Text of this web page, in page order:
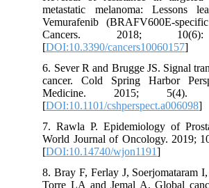
metastatic melanoma:
Vemurafenib (BRAFV600E-
Cancers. 2018;
[DOI:10.3390/cancers10060157
6. Sever R and Brugge JS. Signal
cancer. Cold Spring Harbor
Medicine. 2015; 5(4).
[DOI:10.1101/cshperspect.a006098
7. Rawla P. Epidemiology of
World Journal of Oncology.
[DOI:10.14740/wjon1191
8. Bray F, Ferlay J,
Torre LA and Jemal A. Global